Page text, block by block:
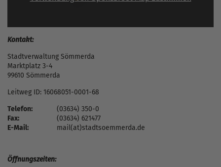
Kontakt:
Stadtverwaltung Sömmerda
Marktplatz 3-4
99610 Sömmerda
Leitweg ID: 16068051-0001-68
Telefon:
(03634) 350-0
Fax:
(03634) 621477
E-Mail:
mail(at)stadtsoemmerda.de
Öffnungszeiten: